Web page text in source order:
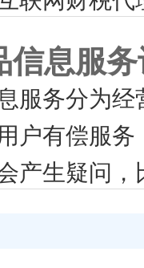
信息服
服务分为
户有偿服
产生疑问